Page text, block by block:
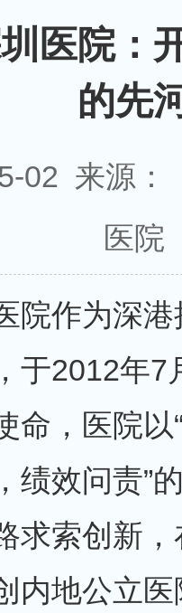
医院：
的先
02 来源：
医院
院作为深
于2012年7
命，医院
绩效问责”
求索创新
内地公立